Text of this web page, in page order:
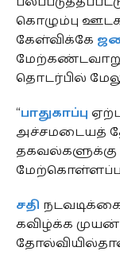
கொழும்பு
கேள்விக்கே
மேற்கண்டவாறு
தொடர்பில்
“பாதுகாப்பு
அச்சமடையத்
சதி
கவிழ்க்க